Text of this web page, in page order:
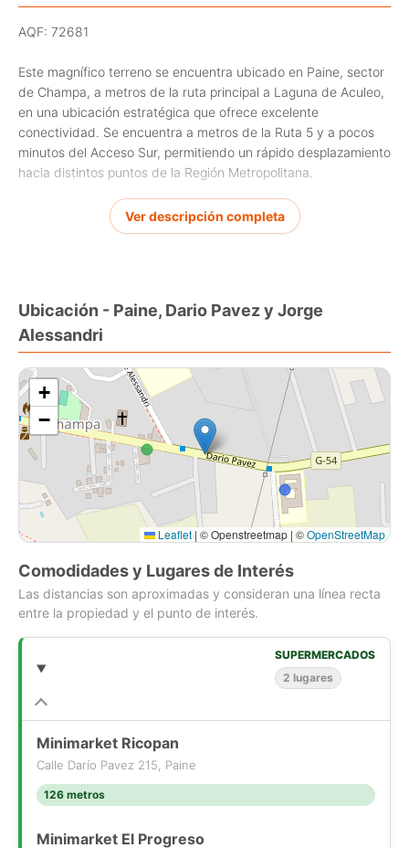
AQF: 72681
Este magnífico terreno se encuentra ubicado en Paine, sector
de Champa, a metros de la ruta principal a Laguna de Aculeo,
en una ubicación estratégica que ofrece excelente
conectividad. Se encuentra a metros de la Ruta 5 y a pocos
minutos del Acceso Sur, permitiendo un rápido desplazamiento
hacia distintos puntos de la Región Metropolitana.
Terreno urbano con ROL propio, con uso de suelo permitido
para fines habitacionales y comerciales.
Colegios.
Restaurantes.
Minimarket.
Farmacia.
Comisaría de Carabineros de Champa, ubicada a solo 500
metros.
Centro de Revisión Técnica.
Características de la propiedad:
Terreno 1A-6 / 1.558 Mt2
PRECIO 3.116 UF
No pierdas la oportunidad de adquirir este excelente terreno,
con una ubicación privilegiada, gran conectividad y cercano a
todos los servicios necesarios para un proyecto habitacional.
Si necesitas asesoría, más detalles, agendar una visita o
realizar cualquier consulta, puedes escribirme. Con mucho
Ver descripción completa
Ubicación - Paine, Dario Pavez y Jorge
Alessandri
+
−
Leaflet | © Openstreetmap | ©OpenStreetMap
Comodidades y Lugares de Interés
Las distancias son aproximadas y consideran una línea recta
entre la propiedad y el punto de interés.
SUPERMERCADOS
2 lugares
Minimarket Ricopan
Calle Darío Pavez 215, Paine
126 metros
Minimarket El Progreso